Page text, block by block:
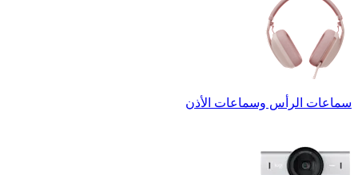
سماعات الرأس وسماعات الأذن